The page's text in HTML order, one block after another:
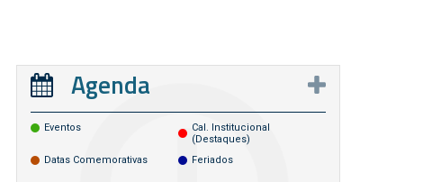
Agenda
Eventos
Cal. Institucional
(destaques)
Datas Comemorativas
Feriados